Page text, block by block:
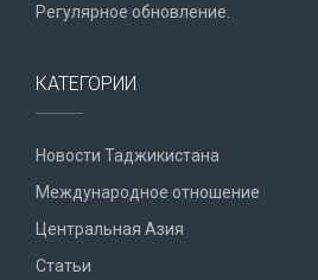
Регулярное обновление.
КАТЕГОРИИ
Новости Таджикистана
Международное отношение
Центральная Азия
Статьи